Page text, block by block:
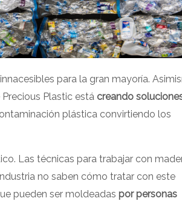
para la gran mayoría.
Plastic está creando
plástica convirtiendo los
Las técnicas para trabajar con
no saben cómo tratar con este
pueden ser moldeadas por personas